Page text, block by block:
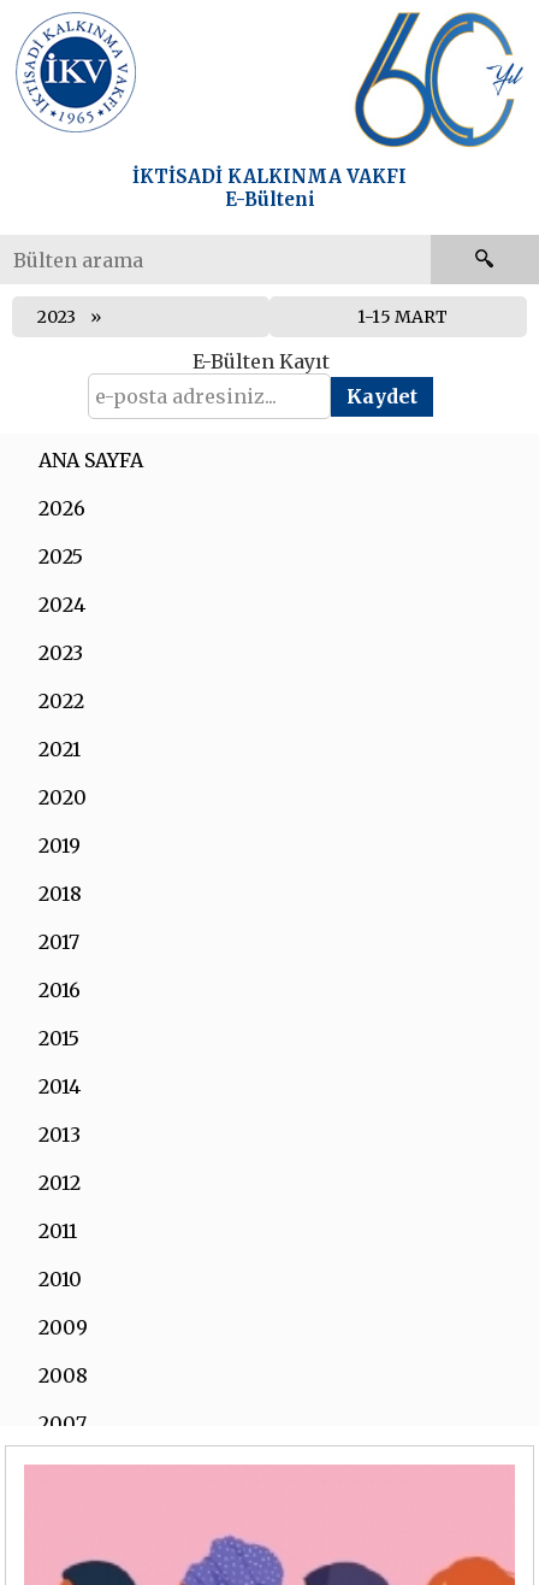
İKTİSADİ KALKINMA VAKFI
E-Bülteni
2023 1-15 MART
E-Bülten Kayıt
ANA SAYFA
2026
2025
2024
2023
2022
2021
2020
2019
2018
2017
2016
2015
2014
2013
2012
2011
2010
2009
2008
2007
2006